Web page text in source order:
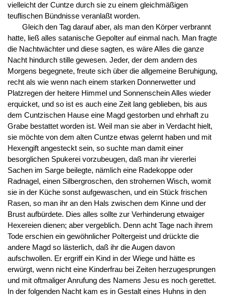
vielleicht der Cuntze durch sie zu einem gleichmäßigen
teuflischen Bündnisse veranlaßt worden.
Gleich den Tag darauf aber, als man den Körper verbrannt
hatte, ließ alles satanische Gepolter auf einmal nach. Man fragte
die Nachtwächter und diese sagten, es wäre Alles die ganze
Nacht hindurch stille gewesen. Jeder, der dem andern des
Morgens begegnete, freute sich über die allgemeine Beruhigung,
recht als wie wenn nach einem starken Donnerwetter und
Platzregen der heitere Himmel und Sonnenschein Alles wieder
erquicket, und so ist es auch eine Zeit lang geblieben, bis aus
dem Cuntzischen Hause eine Magd gestorben und ehrhaft zu
Grabe bestattet worden ist. Weil man sie aber in Verdacht hielt,
sie möchte von dem alten Cuntze etwas gelernt haben und mit
Hexengift angesteckt sein, so suchte man damit einer
besorglichen Spukerei vorzubeugen, daß man ihr viererlei
Sachen im Sarge beilegte, nämlich eine Radekoppe oder
Radnagel, einen Silbergroschen, den strohernen Wisch, womit
sie in der Küche sonst aufgewaschen, und ein Stück frischen
Rasen, so man ihr an den Hals zwischen dem Kinne und der
Brust aufbürdete. Dies alles sollte zur Verhinderung etwaiger
Hexereien dienen; aber vergeblich. Denn acht Tage nach ihrem
Tode erschien ein gewöhnlicher Poltergeist und drückte die
andere Magd so lästerlich, daß ihr die Augen davon
aufschwollen. Er ergriff ein Kind in der Wiege und hätte es
erwürgt, wenn nicht eine Kinderfrau bei Zeiten herzugesprungen
und mit oftmaliger Anrufung des Namens Jesu es noch gerettet.
In der folgenden Nacht kam es in Gestalt eines Huhns in den